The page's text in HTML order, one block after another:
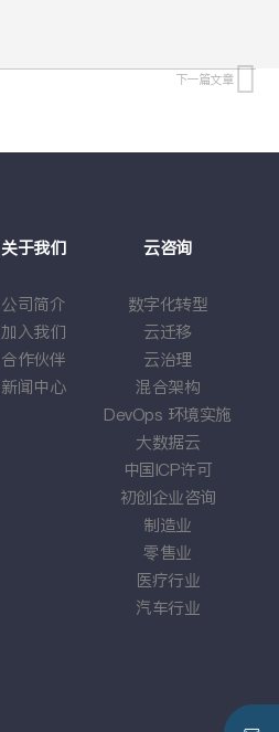
下一篇文章
关于我们
公司简介
加入我们
合作伙伴
新闻中心
云咨询
数字化转型
云迁移
云治理
混合架构
DevOps 环境实施
大数据云
中国 ICP许可
初创企业咨询
制造业
零售业
医疗行业
汽车行业